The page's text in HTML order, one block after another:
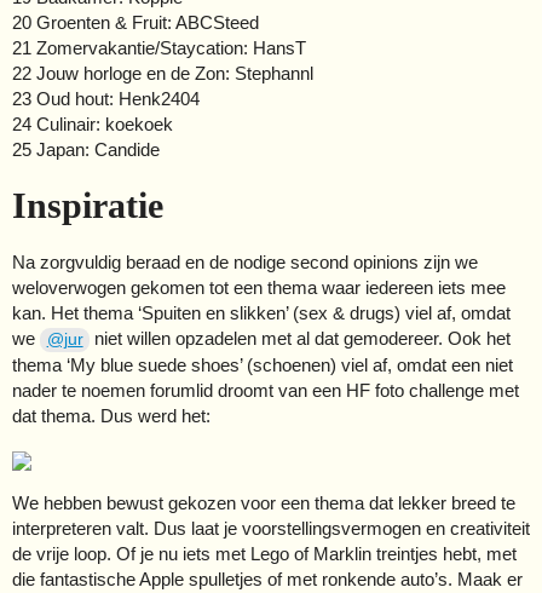
20 Groenten & Fruit: ABCSteed
21 Zomervakantie/Staycation: HansT
22 Jouw horloge en de Zon: Stephannl
23 Oud hout: Henk2404
24 Culinair: koekoek
25 Japan: Candide
Inspiratie
Na zorgvuldig beraad en de nodige second opinions zijn we
weloverwogen gekomen tot een thema waar iedereen iets mee
kan. Het thema ‘Spuiten en slikken’ (sex & drugs) viel af, omdat
we
@jur
niet willen opzadelen met al dat gemodereer. Ook het
thema ‘My blue suede shoes’ (schoenen) viel af, omdat een niet
nader te noemen forumlid droomt van een HF foto challenge met
dat thema. Dus werd het:
We hebben bewust gekozen voor een thema dat lekker breed te
interpreteren valt. Dus laat je voorstellingsvermogen en creativiteit
de vrije loop. Of je nu iets met Lego of Marklin treintjes hebt, met
die fantastische Apple spulletjes of met ronkende auto’s. Maak er